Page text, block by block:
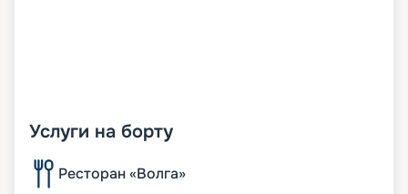
Услуги на борту
Ресторан «Волга»